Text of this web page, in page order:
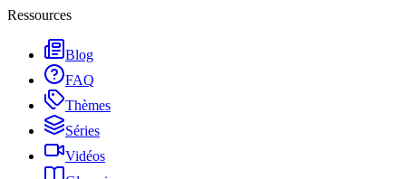
Ressources
Blog
FAQ
Thèmes
Séries
Vidéos